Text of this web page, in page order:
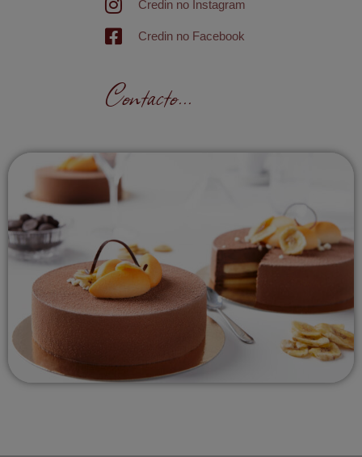
Credin no Instagram
Credin no Facebook
Contacto...